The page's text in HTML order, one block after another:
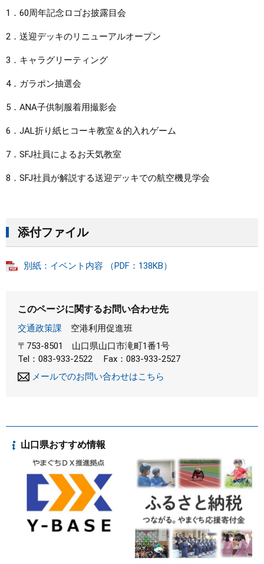
1．60周年記念ロゴお披露目会
2．送迎デッキのリニューアルオープン
3．キャラグリーティング
4．ガラポン抽選会
5．ANA子供制服着用撮影会
6．JAL折り紙ヒコーキ教室＆的入れゲーム
7．SFJ社員によるお天気教室
8．SFJ社員が解説する送迎デッキでの航空機見学会
添付ファイル
別紙：イベント内容 （PDF：138KB）
このページに関するお問い合わせ先
交通政策課
空港利用促進班
〒753-8501
山口県山口市滝町1番1号
Tel：083-933-2522
Fax：083-933-2527
メールでのお問い合わせはこちら
山口県おすすめ情報